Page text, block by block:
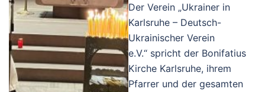
Der Verein „Ukrainer in
Karlsruhe – Deutsch-
Ukrainischer Verein
e.V.“ spricht der Bonifatius
Kirche Karlsruhe, ihrem
Pfarrer und der gesamten